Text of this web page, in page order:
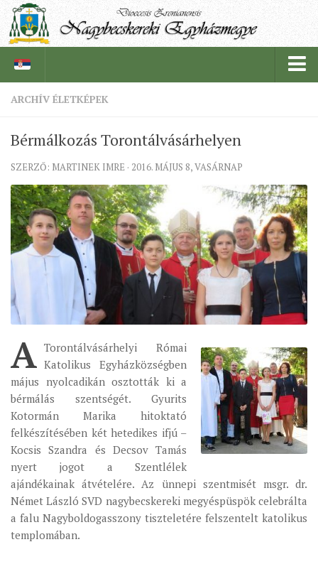
PÜSPÖK
TÖRTÉNELEM
EGYHÁZI INTÉZMÉNYEINK
EGYHÁZMEGYEI LEVÉLTÁR
LELKIPÁSZTOROK
SZERZETESRENDEK
IN MEMORIAM
PLÉBÁNIÁK
ÉSZAKI ESPERESSÉG
KÖZPONTI ESPERESSÉG
DÉLI ESPERESSÉG
ARCHÍVUM
ARCHÍV ÉLETKÉPEK
SZINÓDUS
ORGANIGRAMMA
PÜSPÖKI DEKRÉTUM
ZSINATI IMA
ARCHÍV ÉLETKÉPEK
Bérmálkozás Torontálvásárhelyen
SZERZŐ: MARTINEK IMRE · 2016. MÁJUS 8, VASÁRNAP
A Torontálvásárhelyi Római
Katolikus Egyházközségben
május nyolcadikán osztották ki a
bérmálás szentségét. Gyurits
Kotormán Marika hitoktató
felkészítésében két hetedikes ifjú –
Kocsis Szandra és Decsov Tamás
nyert jogot a Szentlélek
ajándékainak átvételére. Az ünnepi szentmisét msgr. dr.
Német László SVD nagybecskereki megyéspüspök celebrálta
a falu Nagyboldogasszony tiszteletére felszentelt katolikus
templomában.